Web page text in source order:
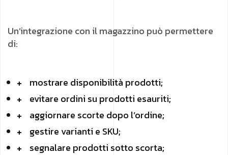
Un’integrazione con il magazzino può permettere
di:
mostrare disponibilità prodotti;
evitare ordini su prodotti esauriti;
aggiornare scorte dopo l’ordine;
gestire varianti e SKU;
segnalare prodotti sotto scorta;